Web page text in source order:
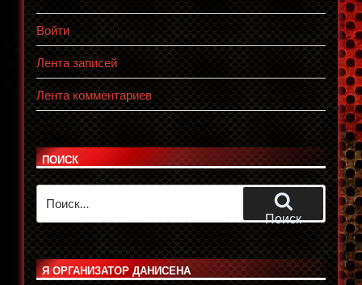
Войти
Лента записей
Лента комментариев
ПОИСК
Поиск
Я ОРГАНИЗАТОР ДАНИСЕНА